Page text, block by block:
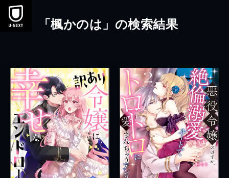
本文へスキップ
「楓かのは」の検索結果